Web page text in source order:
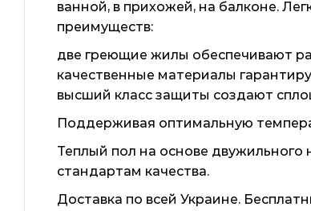
ванной, в прихожей, на балконе.
преимуществ:
две греющие жилы обеспечивают
качественные материалы
высший класс защиты создают
Поддерживая оптимальную
Теплый пол на основе двужильного
стандартам качества.
Доставка по всей Украине.